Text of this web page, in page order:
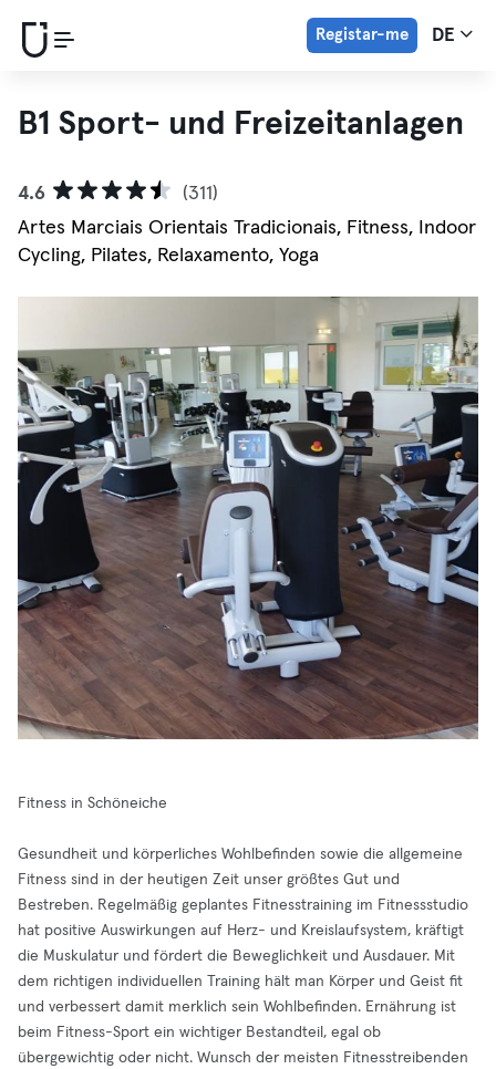
Registar-me DE
B1 Sport- und Freizeitanlagen
4.6
(311)
Artes Marciais Orientais Tradicionais, Fitness, Indoor
Cycling, Pilates, Relaxamento, Yoga
Fitness in Schöneiche
Gesundheit und körperliches Wohlbefinden sowie die allgemeine
Fitness sind in der heutigen Zeit unser größtes Gut und
Bestreben. Regelmäßig geplantes Fitnesstraining im Fitnessstudio
hat positive Auswirkungen auf Herz- und Kreislaufsystem, kräftigt
die Muskulatur und fördert die Beweglichkeit und Ausdauer. Mit
dem richtigen individuellen Training hält man Körper und Geist fit
und verbessert damit merklich sein Wohlbefinden. Ernährung ist
beim Fitness-Sport ein wichtiger Bestandteil, egal ob
übergewichtig oder nicht. Wunsch der meisten Fitnesstreibenden